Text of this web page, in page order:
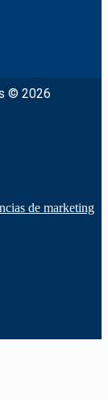
© 2026
de marketing